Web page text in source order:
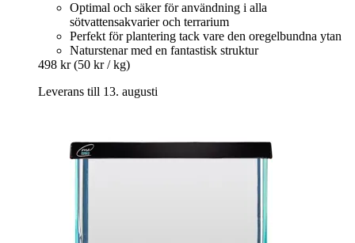
Optimal och säker för användning i alla
sötvattensakvarier och terrarium
Perfekt för plantering tack vare den oregelbundna ytan
Naturstenar med en fantastisk struktur
498 kr (50 kr / kg)
Leverans till 13. augusti